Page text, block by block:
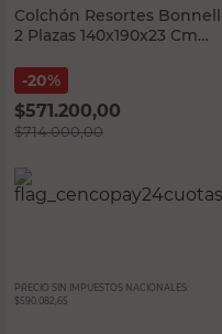
Colchón Resortes Bonnell
2 Plazas 140x190x23 Cm
20%
$571.200,00
$714.000,00
PRECIO SIN IMPUESTOS NACIONALES:
$590.082,65